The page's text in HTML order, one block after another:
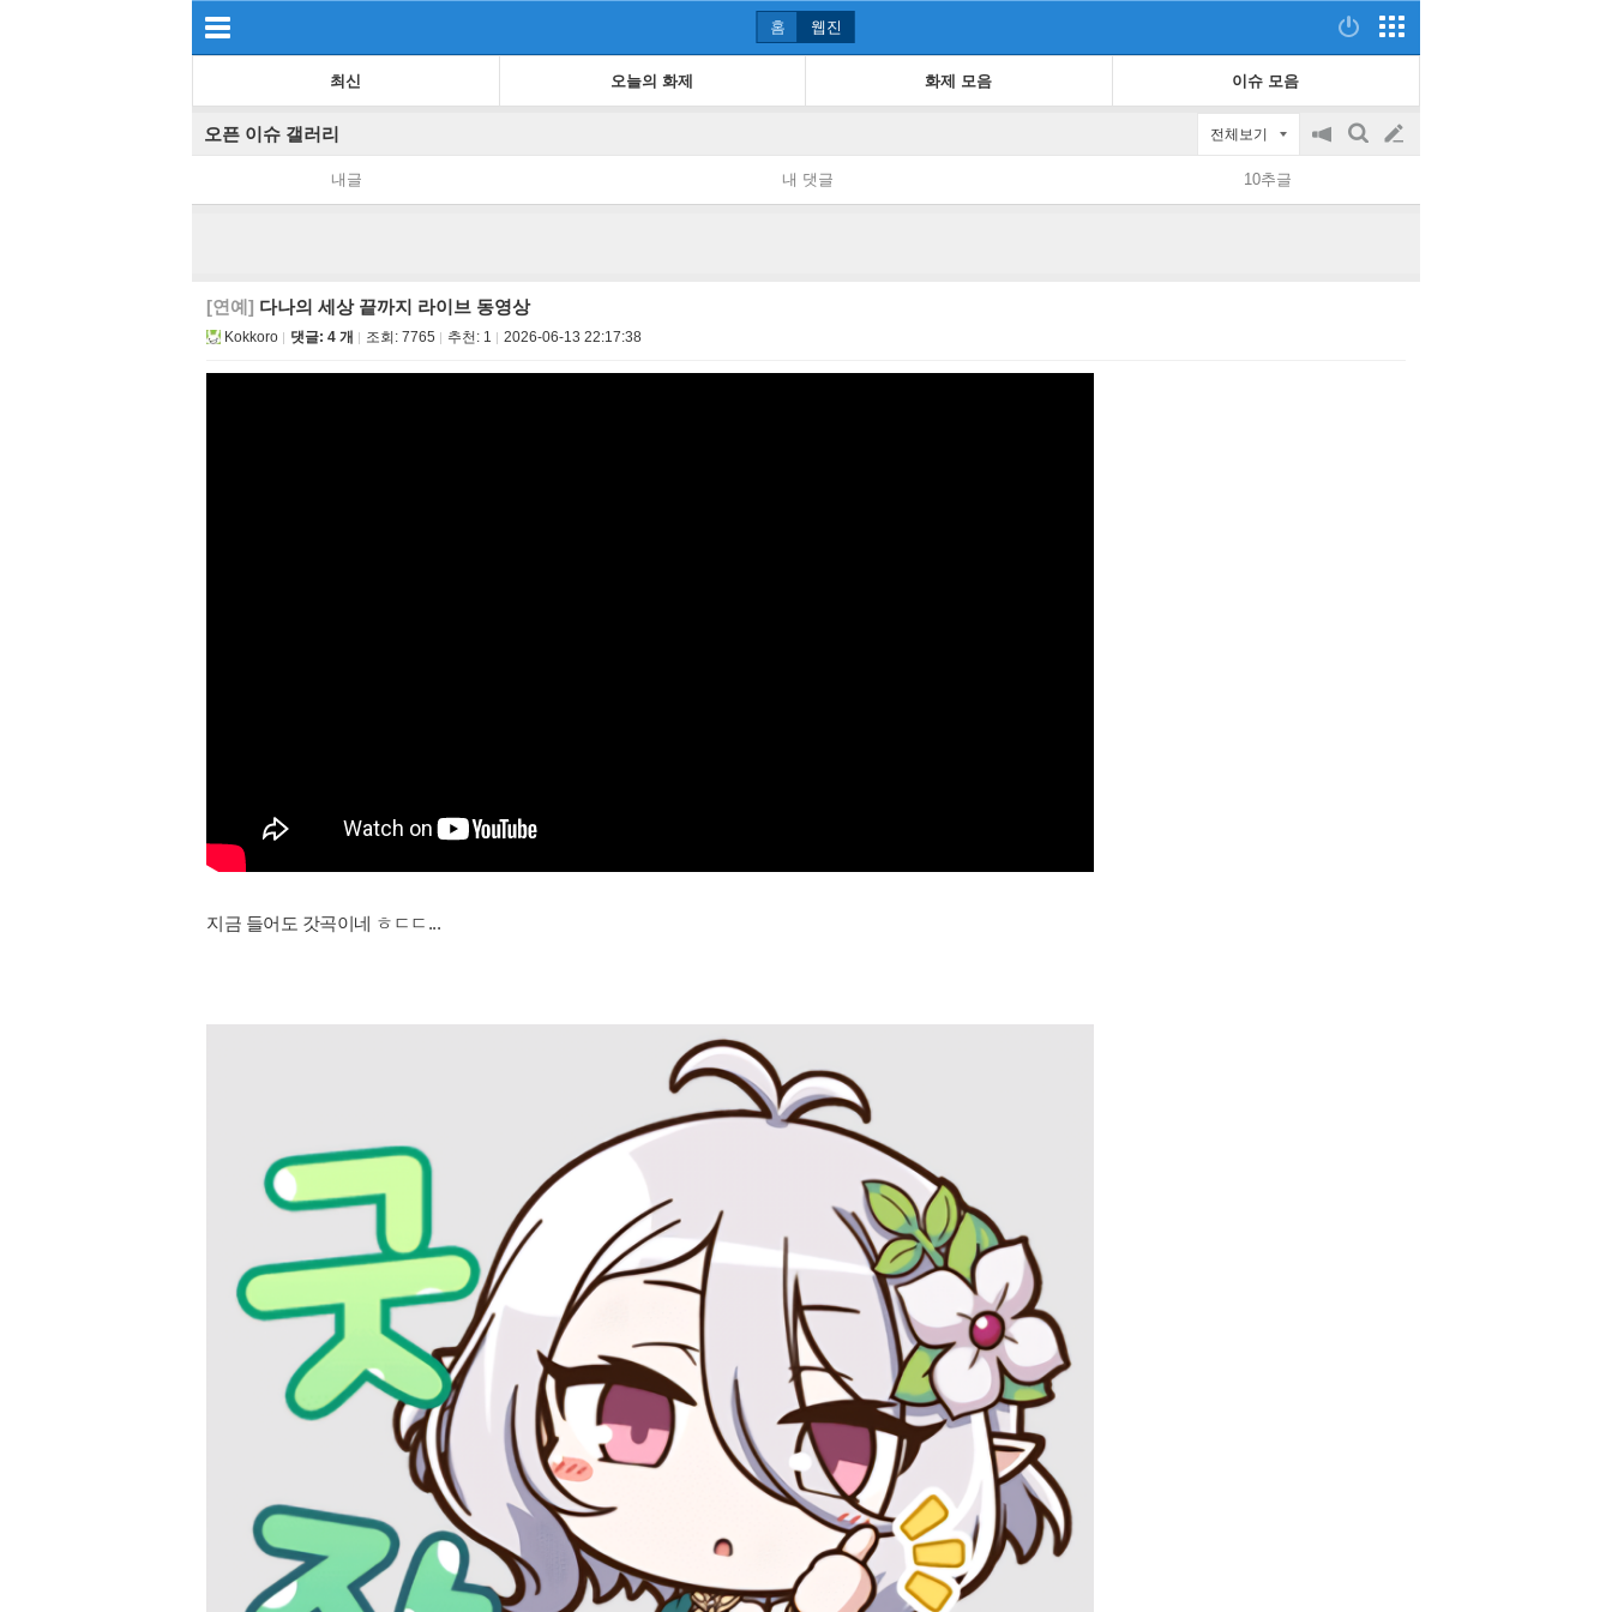
홈 웹진
최신 오늘의 화제 화제 모음 이슈 모음
오픈 이슈 갤러리 전체보기
공
on/off
검
글
쓰
내글 내 댓글 10추글
[연예] 다나의 세상 끝까지 라이브 동영상
Kokkoro 댓글: 4 개 조회: 7765 추천: 1 2026-06-13 22:17:38
지금 들어도 갓곡이네 ㅎㄷㄷ...